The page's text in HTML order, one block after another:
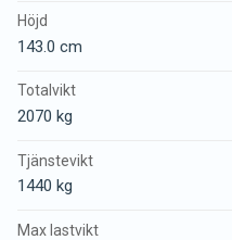
Höjd
143.0 cm
Totalvikt
2070 kg
Tjänstevikt
1440 kg
Max lastvikt